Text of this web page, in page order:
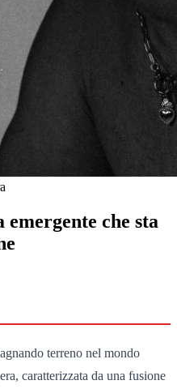
che sta
terreno nel mondo
caratterizzata da una fusione